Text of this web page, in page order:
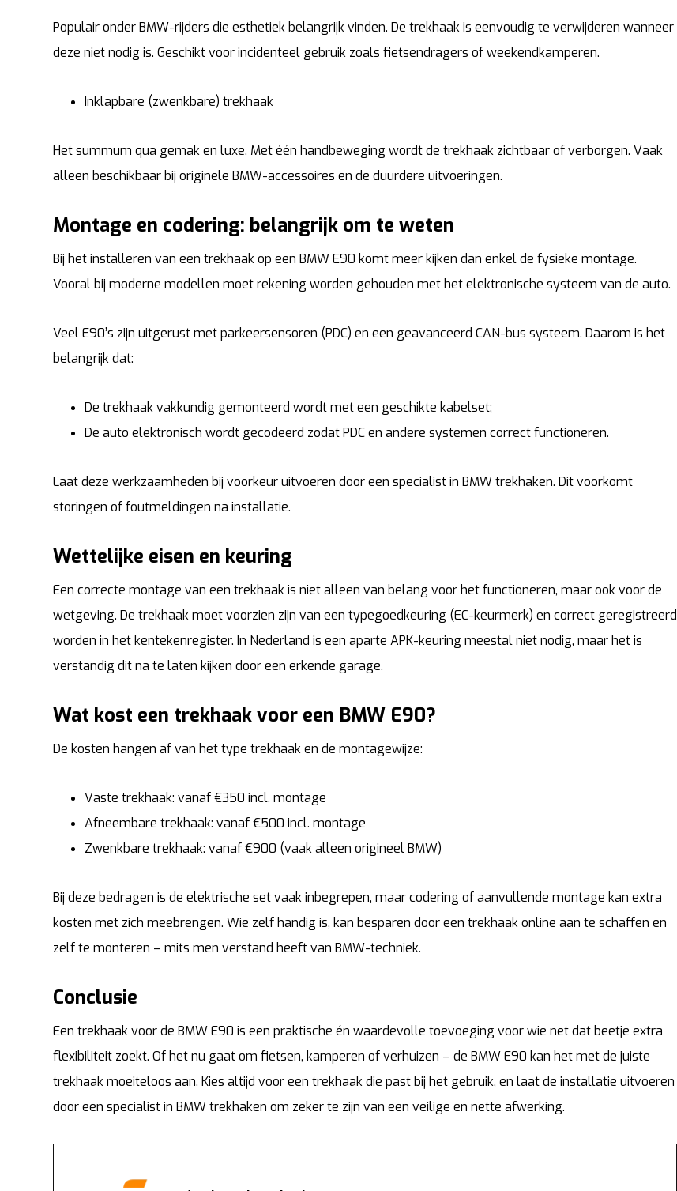
Populair onder BMW-rijders die esthetiek belangrijk vinden. De trekhaak is eenvoudig te verwijderen wanneer
deze niet nodig is. Geschikt voor incidenteel gebruik zoals fietsendragers of weekendkamperen.
Inklapbare (zwenkbare) trekhaak
Het summum qua gemak en luxe. Met één handbeweging wordt de trekhaak zichtbaar of verborgen. Vaak
alleen beschikbaar bij originele BMW-accessoires en de duurdere uitvoeringen.
Montage en codering: belangrijk om te weten
Bij het installeren van een trekhaak op een BMW E90 komt meer kijken dan enkel de fysieke montage.
Vooral bij moderne modellen moet rekening worden gehouden met het elektronische systeem van de auto.
Veel E90’s zijn uitgerust met parkeersensoren (PDC) en een geavanceerd CAN-bus systeem. Daarom is het
belangrijk dat:
De trekhaak vakkundig gemonteerd wordt met een geschikte kabelset;
De auto elektronisch wordt gecodeerd zodat PDC en andere systemen correct functioneren.
Laat deze werkzaamheden bij voorkeur uitvoeren door een specialist in BMW trekhaken. Dit voorkomt
storingen of foutmeldingen na installatie.
Wettelijke eisen en keuring
Een correcte montage van een trekhaak is niet alleen van belang voor het functioneren, maar ook voor de
wetgeving. De trekhaak moet voorzien zijn van een typegoedkeuring (EC-keurmerk) en correct geregistreerd
worden in het kentekenregister. In Nederland is een aparte APK-keuring meestal niet nodig, maar het is
verstandig dit na te laten kijken door een erkende garage.
Wat kost een trekhaak voor een BMW E90?
De kosten hangen af van het type trekhaak en de montagewijze:
Vaste trekhaak: vanaf €350 incl. montage
Afneembare trekhaak: vanaf €500 incl. montage
Zwenkbare trekhaak: vanaf €900 (vaak alleen origineel BMW)
Bij deze bedragen is de elektrische set vaak inbegrepen, maar codering of aanvullende montage kan extra
kosten met zich meebrengen. Wie zelf handig is, kan besparen door een trekhaak online aan te schaffen en
zelf te monteren – mits men verstand heeft van BMW-techniek.
Conclusie
Een trekhaak voor de BMW E90 is een praktische én waardevolle toevoeging voor wie net dat beetje extra
flexibiliteit zoekt. Of het nu gaat om fietsen, kamperen of verhuizen – de BMW E90 kan het met de juiste
trekhaak moeiteloos aan. Kies altijd voor een trekhaak die past bij het gebruik, en laat de installatie uitvoeren
door een specialist in BMW trekhaken om zeker te zijn van een veilige en nette afwerking.